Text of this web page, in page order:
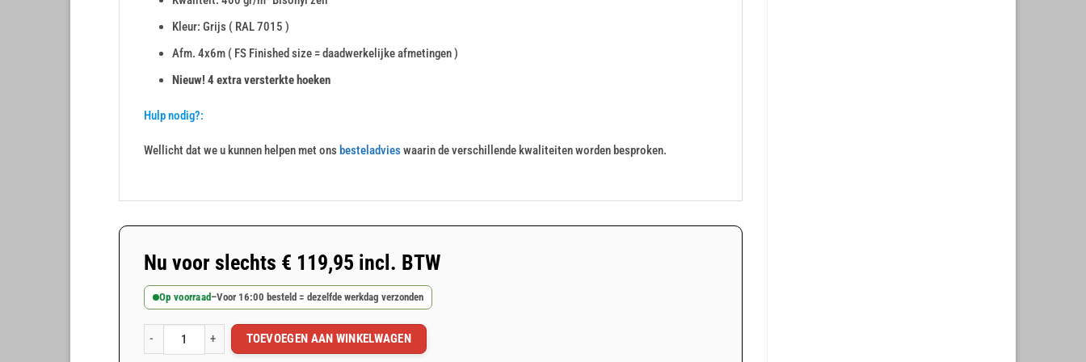
Kleur: Grijs ( RAL 7015 )
Afm. 4x6m ( FS Finished size = daadwerkelijke afmetingen )
Nieuw! 4 extra versterkte hoeken
Hulp nodig?:
Wellicht dat we u kunnen helpen met ons besteladvieswaarin de verschillende kwaliteiten worden besproken.
Nu voor slechts € 119,95 incl. BTW
Op voorraad –Voor 16:00 besteld = dezelfde werkdag verzonden
Grijs PVC afdekzeil 4x6m 400gr/m² aantal
TOEVOEGEN AAN WINKELWAGEN